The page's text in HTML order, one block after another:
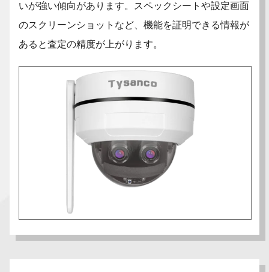
いが強い傾向があります。スペックシートや設定画面
のスクリーンショットなど、機能を証明できる情報が
あると査定の精度が上がります。